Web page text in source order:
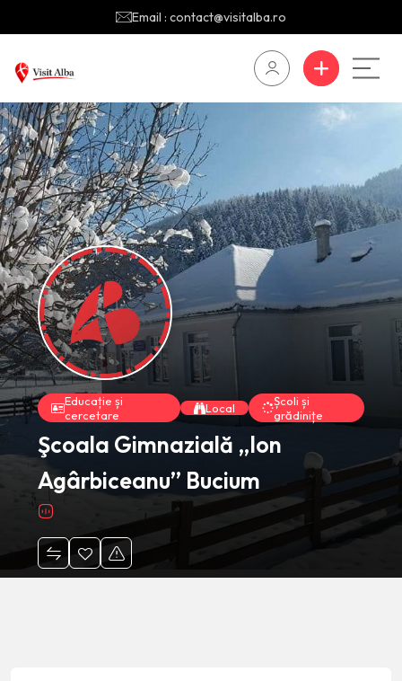
Email : contact@visitalba.ro
Educație și
cercetare
Local
Școli și
grădinițe
Şcoala Gimnazială „Ion
Agârbiceanu” Bucium